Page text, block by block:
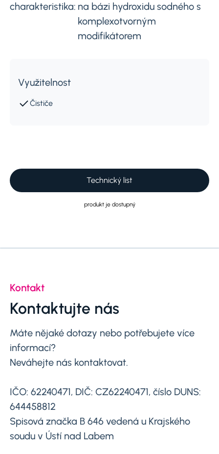
charakteristika: na bázi hydroxidu sodného s
komplexotvorným
modifikátorem
Využitelnost
Čističe
Technický list
produkt je dostupný
Kontakt
Kontaktujte nás
Máte nějaké dotazy nebo potřebujete více
informací?
Neváhejte nás kontaktovat.
IČO: 62240471, DIČ: CZ62240471, číslo DUNS:
644458812
Spisová značka B 646 vedená u Krajského
soudu v Ústí nad Labem